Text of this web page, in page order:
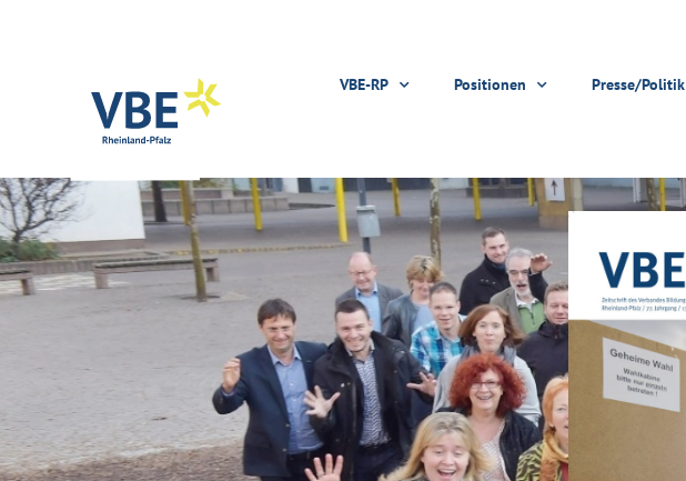
VBE-RP Positionen Presse/Politik